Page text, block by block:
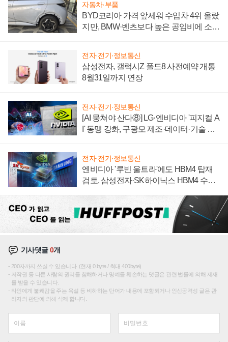
자동차·부품
BYD코리아 가격 앞세워 수입차 4위 올랐
지만, BMW·벤츠보다 높은 공임비에 소비
전자·전기·정보통신
삼성전자, 갤럭시Z 폴드8 사전예약 개통
8월31일까지 연장
전자·전기·정보통신
[AI 뭉쳐야 산다⑧] LG·엔비디아 '피지컬 A
I' 동맹 강화, 구광모 제조·데이터·기술 결
전자·전기·정보통신
엔비디아 '루빈 울트라'에도 HBM4 탑재
검토, 삼성전자·SK하이닉스 HBM4 수율
기사댓글0개
200자까지 쓰실 수 있습니다. (현재 0 byte / 최대 400byte)
저작권 등 다른 사람의 권리를 침해하거나 명예를 훼손하는 댓글은 관련 법률에 의해 제재
를 받을 수 있습니다.
타인에게 불쾌감을 주는 욕설 등 비하하는 단어가 내용에 포함되거나 인신공격성 글은 관
리자의 판단에 의해 삭제 합니다.